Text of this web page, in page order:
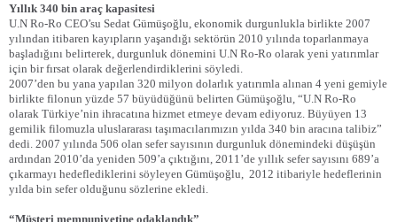
Yıllık 340 bin araç kapasitesi
U.N Ro-Ro CEO’su Sedat Gümüşoğlu, ekonomik durgunlukla birlikte 2007
yılından itibaren kayıpların yaşandığı sektörün 2010 yılında toparlanmaya
başladığını belirterek, durgunluk dönemini U.N Ro-Ro olarak yeni yatırımlar
için bir fırsat olarak değerlendirdiklerini söyledi.
2007’den bu yana yapılan 320 milyon dolarlık yatırımla alınan 4 yeni gemiyle
birlikte filonun yüzde 57 büyüdüğünü belirten Gümüşoğlu, “U.N Ro-Ro
olarak Türkiye’nin ihracatına hizmet etmeye devam ediyoruz. Büyüyen 13
gemilik filomuzla uluslararası taşımacılarımızın yılda 340 bin aracına talibiz”
dedi. 2007 yılında 506 olan sefer sayısının durgunluk dönemindeki düşüşün
ardından 2010’da yeniden 509’a çıktığını, 2011’de yıllık sefer sayısını 689’a
çıkarmayı hedeflediklerini söyleyen Gümüşoğlu,
2012 itibariyle hedeflerinin
yılda bin sefer olduğunu sözlerine ekledi.
“Müşteri memnuniyetine odaklandık”